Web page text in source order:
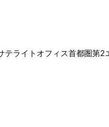
ライトオフィス首都圏第